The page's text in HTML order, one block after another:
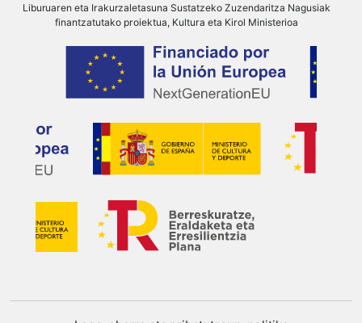
Liburuaren eta Irakurzaletasuna Sustatzeko Zuzendaritza Nagusiak
finantzatutako proiektua, Kultura eta Kirol Ministerioa